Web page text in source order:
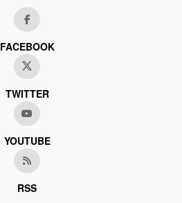
FACEBOOK
TWITTER
YOUTUBE
RSS